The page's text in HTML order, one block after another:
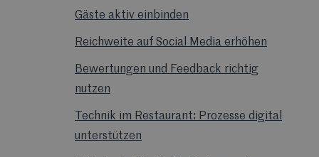
Gäste aktiv einbinden
Reichweite auf Social Media erhöhen
Bewertungen und Feedback richtig
nutzen
Technik im Restaurant: Prozesse digital
unterstützen